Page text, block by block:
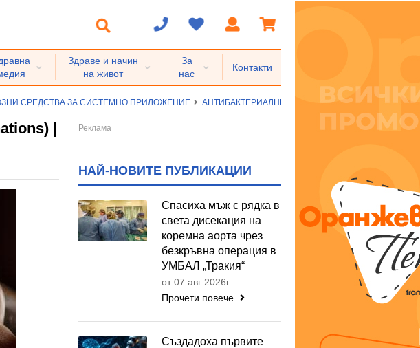
Здраве и начин
на живот
За
нас
Контакти
СРЕДСТВА ЗА СИСТЕМНО ПРИЛОЖЕНИЕ АНТИБАКТЕРИАЛНИ СРЕДСТВА ЗА СИСТЕМНО
|
НАЙ-НОВИТЕ ПУБЛИКАЦИИ
Спасиха мъж с рядка в
света дисекация на
коремна аорта чрез
безкръвна операция в
УМБАЛ „Тракия“
от 07 авг 2026г.
Прочети повече
Създадоха първите